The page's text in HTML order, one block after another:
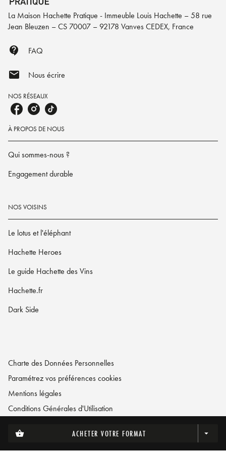
shopping_basket ACHETER VOTRE FORMAT arrow_drop_down
La Maison Hachette Pratique - Immeuble Louis Hachette – 58 rue
Jean Bleuzen – CS 70007 – 92178 Vanves CEDEX, France
contact_support FAQ
mail Nous écrire
NOS RÉSEAUX
À PROPOS DE NOUS
Qui sommes-nous ?
Engagement durable
NOS VOISINS
Le lotus et l'éléphant
Hachette Heroes
Le guide Hachette des Vins
Hachette.fr
Dark Side
Charte des Données Personnelles
Paramétrez vos préférences cookies
Mentions légales
Conditions Générales d'Utilisation